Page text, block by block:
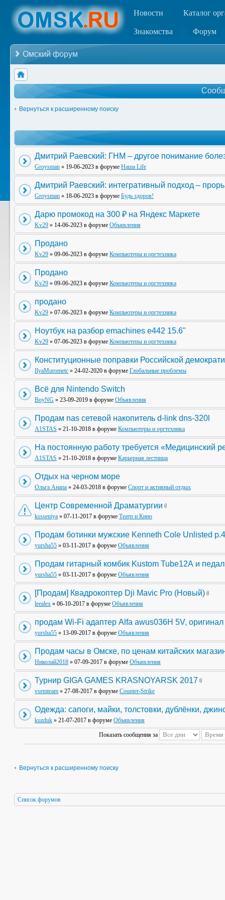
Новости Каталог
Знакомства Форум
Омский форум
Вернуться к расширенному поиску
Дмитрий Раевский: ГНМ – другое понимание
Groysman » 19-06-2023 в форуме Наша Life
Дмитрий Раевский: интегративный подход –
Groysman » 18-06-2023 в форуме Будь здоров!
Дарю промокод на 300 ₽ на Яндекс Маркете
Kv29 » 14-06-2023 в форуме Объявления
Продано
Kv29 » 09-06-2023 в форуме Компьютеры и оргтехника
Продано
Kv29 » 09-06-2023 в форуме Компьютеры и оргтехника
продано
Kv29 » 07-06-2023 в форуме Компьютеры и оргтехника
Ноутбук на разбор emachines e442 15.6"
Kv29 » 07-06-2023 в форуме Компьютеры и оргтехника
Конституционные поправки Российской
IlyaMurometc » 24-02-2020 в форуме Глобальные проблемы
Всё для Nintendo Switch
BoyNG » 23-09-2019 в форуме Объявления
Продам nas сетевой накопитель d-link dns-320l
A1STAS » 21-10-2018 в форуме Компьютеры и оргтехника
На постоянную работу требуется «Медицинский
A1STAS » 21-10-2018 в форуме Карьерная лестница
Отдых на черном море
Ольга Анапа » 24-03-2018 в форуме Спорт и активный отдых
Центр Современной Драматургии
kssseniya » 07-11-2017 в форуме Театр и Кино
Продам ботинки мужские Kenneth Cole Unlisted
yursha55 » 03-11-2017 в форуме Объявления
Продам гитарный комбик Kustom Tube12А и
yursha55 » 03-11-2017 в форуме Объявления
[Продам] Квадрокоптер Dji Mavic Pro (Новый)
leealex » 06-10-2017 в форуме Объявления
продам Wi-Fi адаптер Alfa awus036H 5V, оригинал
yursha55 » 13-09-2017 в форуме Объявления
Продам часы в Омске, по ценам китайских
Николай2018 » 07-09-2017 в форуме Объявления
Турнир GIGA GAMES KRASNOYARSK 2017
vsemteam » 27-08-2017 в форуме Counter-Strike
Одежда: сапоги, майки, толстовки, дублёнки,
kuzduk » 21-07-2017 в форуме Объявления
Показать сообщения за
Вернуться к расширенному поиску
Список форумов